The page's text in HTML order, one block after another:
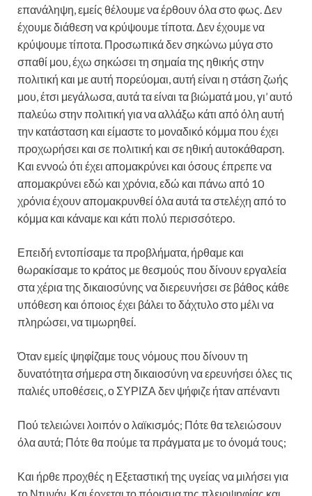
επανάληψη, εμείς θέλουμε να έρθουν όλα στο φως. Δεν
έχουμε διάθεση να κρύψουμε τίποτα. Δεν έχουμε να
κρύψουμε τίποτα. Προσωπικά δεν σηκώνω μύγα στο
σπαθί μου, έχω σηκώσει τη σημαία της ηθικής στην
πολιτική και με αυτή πορεύομαι, αυτή είναι η στάση ζωής
μου, έτσι μεγάλωσα, αυτά τα είναι τα βιώματά μου, γι’ αυτό
παλεύω στην πολιτική για να αλλάξω κάτι από όλη αυτή
την κατάσταση και είμαστε το μοναδικό κόμμα που έχει
προχωρήσει και σε πολιτική και σε ηθική αυτοκάθαρση.
Και εννοώ ότι έχει απομακρύνει και όσους έπρεπε να
απομακρύνει εδώ και χρόνια, εδώ και πάνω από 10
χρόνια έχουν απομακρυνθεί όλα αυτά τα στελέχη από το
κόμμα και κάναμε και κάτι πολύ περισσότερο.
Επειδή εντοπίσαμε τα προβλήματα, ήρθαμε και
θωρακίσαμε το κράτος με θεσμούς που δίνουν εργαλεία
στα χέρια της δικαιοσύνης να διερευνήσει σε βάθος κάθε
υπόθεση και όποιος έχει βάλει το δάχτυλο στο μέλι να
πληρώσει, να τιμωρηθεί.
Όταν εμείς ψηφίζαμε τους νόμους που δίνουν τη
δυνατότητα σήμερα στη δικαιοσύνη να ερευνήσει όλες τις
παλιές υποθέσεις, ο ΣΥΡΙΖΑ δεν ψήφιζε ήταν απέναντι
Πού τελειώνει λοιπόν ο λαϊκισμός; Πότε θα τελειώσουν
όλα αυτά; Πότε θα πούμε τα πράγματα με το όνομά τους;
Και ήρθε προχθές η Εξεταστική της υγείας να μιλήσει για